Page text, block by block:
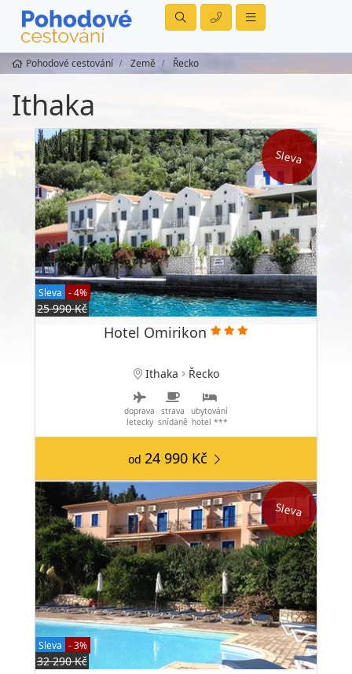
Pohodové cestování Země Řecko
Ithaka
Sleva
Sleva - 4%
25 990 Kč
Hotel Omirikon
Ithaka Řecko
doprava
letecky
strava
snídaně
ubytování
hotel ***
od 24 990 Kč
Sleva
Sleva - 3%
32 290 Kč